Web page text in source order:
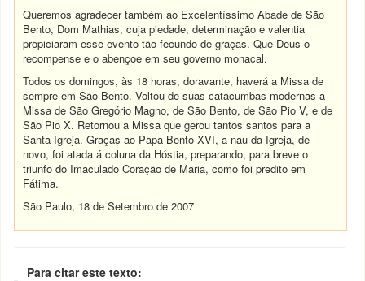
Queremos agradecer também ao Excelentíssimo Abade de São
Bento, Dom Mathias, cuja piedade, determinação e valentia
propiciaram esse evento tão fecundo de graças. Que Deus o
recompense e o abençoe em seu governo monacal.
Todos os domingos, às 18 horas, doravante, haverá a Missa de
sempre em São Bento. Voltou de suas catacumbas modernas a
Missa de São Gregório Magno, de São Bento, de São Pio V, e de
São Pio X. Retornou a Missa que gerou tantos santos para a
Santa Igreja. Graças ao Papa Bento XVI, a nau da Igreja, de
novo, foi atada á coluna da Hóstia, preparando, para breve o
triunfo do Imaculado Coração de Maria, como foi predito em
Fátima.
São Paulo, 18 de Setembro de 2007
Para citar este texto: